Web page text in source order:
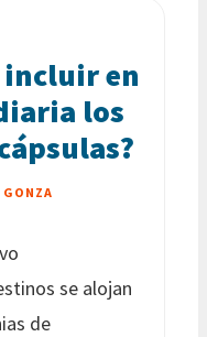
en
los
GONZA
se alojan
de